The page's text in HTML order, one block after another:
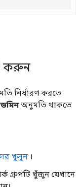
করুন
নির্ধারণ করতে
অনুমতি থাকতে
খুলুন ।
গ্রুপটি খুঁজুন যেখানে